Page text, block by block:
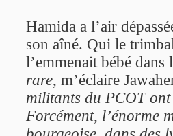
Hamida a l’air
son aîné. Qui le
l’emmenait bébé
rare, m’éclaire
militants du PCOT ont
Forcément, l’énorme